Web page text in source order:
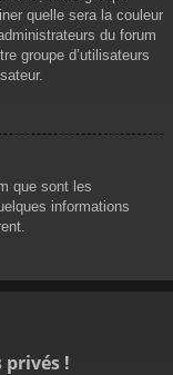
quelle sera la couleur
du forum
groupe d’utilisateurs
que sont les
informations
privés !